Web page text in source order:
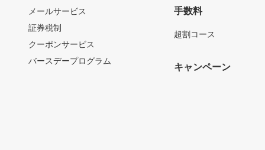
メールサービス
証券税制
クーポンサービス
バースデープログラム
手数料
超割コース
キャンペーン